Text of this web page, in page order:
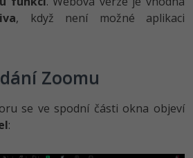
, když není možné aplikaci
Zoomu
se ve spodní části okna objeví
: